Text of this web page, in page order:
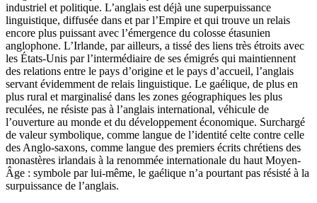
industriel et politique. L’anglais est déjà une superpuissance
linguistique, diffusée dans et par l’Empire et qui trouve un relais
encore plus puissant avec l’émergence du colosse étasunien
anglophone. L’Irlande, par ailleurs, a tissé des liens très étroits avec
les États-Unis par l’intermédiaire de ses émigrés qui maintiennent
des relations entre le pays d’origine et le pays d’accueil, l’anglais
servant évidemment de relais linguistique. Le gaélique, de plus en
plus rural et marginalisé dans les zones géographiques les plus
reculées, ne résiste pas à l’anglais international, véhicule de
l’ouverture au monde et du développement économique. Surchargé
de valeur symbolique, comme langue de l’identité celte contre celle
des Anglo-saxons, comme langue des premiers écrits chrétiens des
monastères irlandais à la renommée internationale du haut Moyen-
Âge : symbole par lui-même, le gaélique n’a pourtant pas résisté à la
surpuissance de l’anglais.